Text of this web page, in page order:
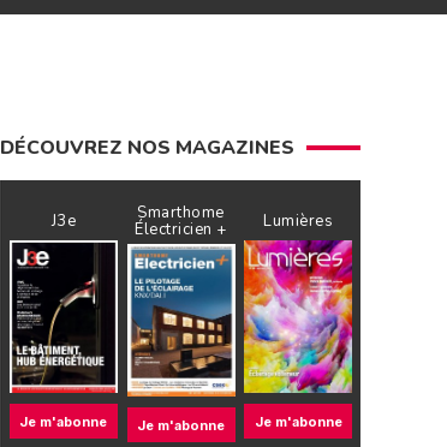
DÉCOUVREZ NOS MAGAZINES
J3e
Je m'abonne
Smarthome
Électricien +
Je m'abonne
Lumières
Je m'abonne